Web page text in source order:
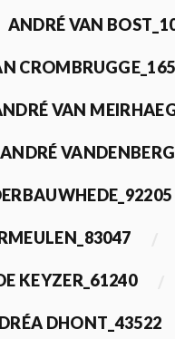
ANDRÉ VAN
VAN
ANDRÉ
KEYZER_61240
DHONT_43522